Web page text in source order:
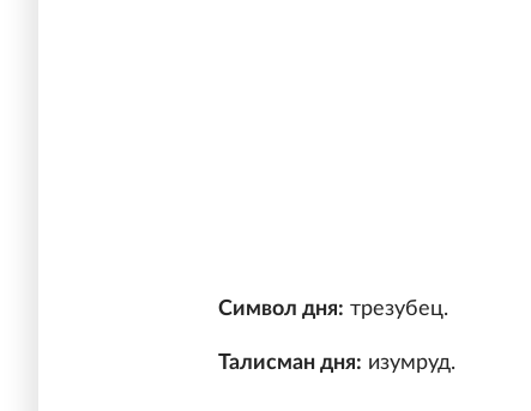
Символ дня: трезубец.
Талисман дня: изумруд.